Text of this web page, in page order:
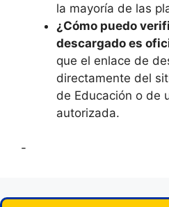
la mayoría de las
¿Cómo puedo
descargado es
que el enlace de
directamente del
de Educación o de
autorizada.
-